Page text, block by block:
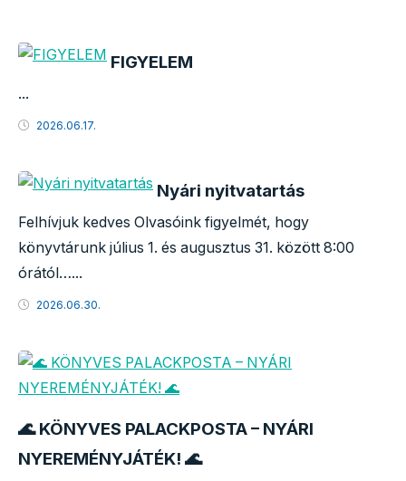
FIGYELEM
...
2026.06.17.
Nyári nyitvatartás
Felhívjuk kedves Olvasóink figyelmét, hogy
könyvtárunk július 1. és augusztus 31. között 8:00
órától…...
2026.06.30.
🌊 KÖNYVES PALACKPOSTA – NYÁRI
NYEREMÉNYJÁTÉK! 🌊